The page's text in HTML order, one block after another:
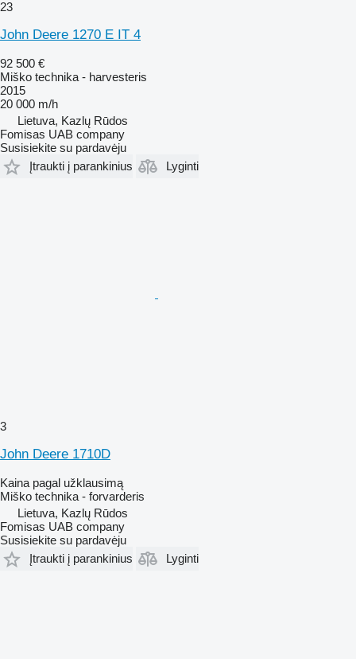
23
John Deere 1270 E IT 4
92 500 €
Miško technika - harvesteris
2015
20 000 m/h
Lietuva, Kazlų Rūdos
Fomisas UAB company
Susisiekite su pardavėju
Įtraukti į parankinius
Lyginti
3
John Deere 1710D
Kaina pagal užklausimą
Miško technika - forvarderis
Lietuva, Kazlų Rūdos
Fomisas UAB company
Susisiekite su pardavėju
Įtraukti į parankinius
Lyginti